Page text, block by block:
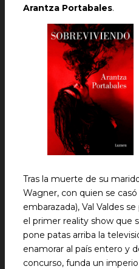
Arantza Portabales.
Tras la muerte de su
Wagner, con quien se
embarazada), Val Valdes
el primer reality show que
pone patas arriba la
enamorar al país entero y
concurso, funda un